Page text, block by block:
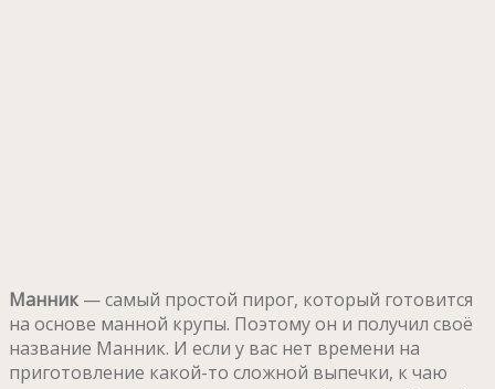
Манник — самый простой пирог, который готовится
на основе манной крупы. Поэтому он и получил своё
название Манник. И если у вас нет времени на
приготовление какой-то сложной выпечки, к чаю